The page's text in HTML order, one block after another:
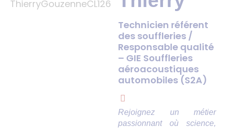
Technicien référent
des souffleries /
Responsable qualité
– GIE Souffleries
aéroacoustiques
automobiles (S2A)
Rejoignez un métier
passionnant où science,